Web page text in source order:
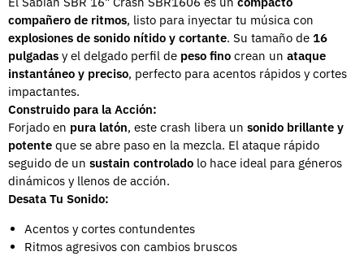
compañero de ritmos, listo para inyectar tu música con
explosiones de sonido nítido y cortante. Su tamaño de 16
pulgadas y el delgado perfil de peso fino crean un ataque
instantáneo y preciso, perfecto para acentos rápidos y cortes
impactantes.
Construido para la Acción:
Forjado en pura latón, este crash libera un sonido brillante y
potente que se abre paso en la mezcla. El ataque rápido
seguido de un sustain controlado lo hace ideal para géneros
dinámicos y llenos de acción.
Desata Tu Sonido:
Acentos y cortes contundentes
Ritmos agresivos con cambios bruscos